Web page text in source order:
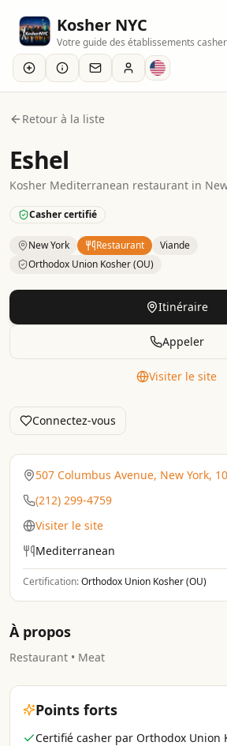
Kosher NYC
Votre guide des établissements
Retour à la liste
Eshel
Kosher Mediterranean restaurant in
Casher certifié
New York Restaurant
Viande
Orthodox Union Kosher (OU)
Kosher
Itinéraire
Appeler
Visiter le site
Connectez-vous
507 Columbus Avenue, New York,
(212) 299-4759
Visiter le site
Mediterranean
Certification:Orthodox Union Kosher (OU)
À propos
Restaurant • Meat
Points forts
Certifié casher par Orthodox Union